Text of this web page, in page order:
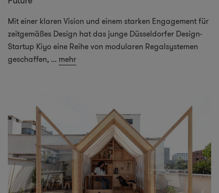
Mit einer klaren Vision und einem starken Engagement für
zeitgemäßes Design hat das junge Düsseldorfer Design-
Startup Kiyo eine Reihe von modularen Regalsystemen
geschaffen, ... mehr